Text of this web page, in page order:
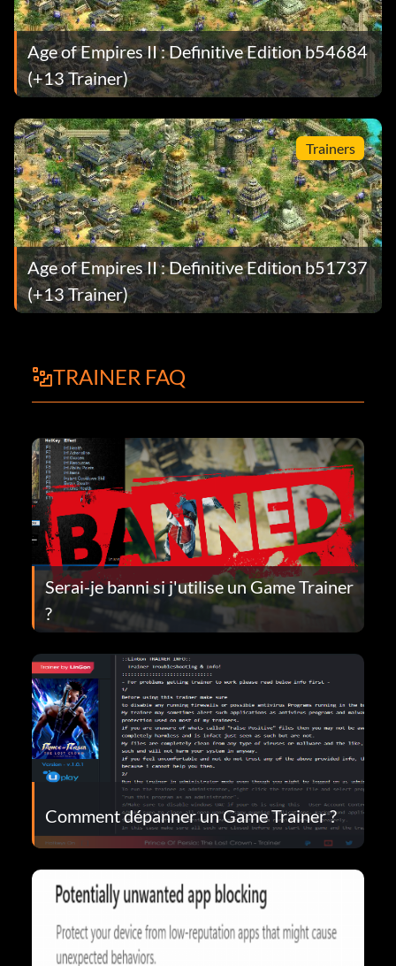
Age of Empires II : Definitive Edition b54684
(+13 Trainer)
Trainers
Age of Empires II : Definitive Edition b51737
(+13 Trainer)
TRAINER FAQ
Serai-je banni si j'utilise un Game Trainer
?
Comment dépanner un Game Trainer ?